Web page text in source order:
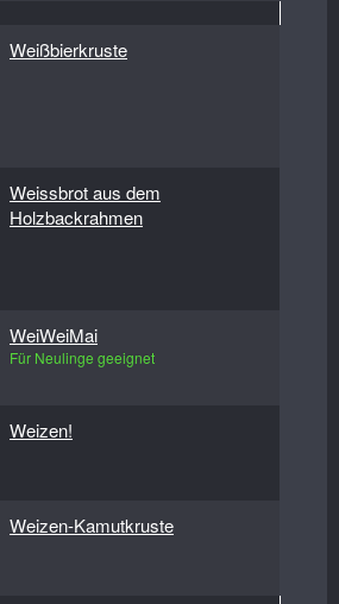
Weißbierkruste
Weissbrot aus dem
Holzbackrahmen
WeiWeiMai
Für Neulinge geeignet
Weizen!
Weizen-Kamutkruste